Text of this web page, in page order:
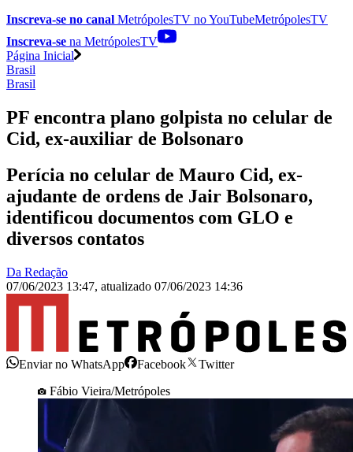
Inscreva-se no canal MetrópolesTV noYouTubeMetrópolesTV
Inscreva-se na MetrópolesTV
Página Inicial
Brasil
Brasil
PF encontra plano golpista no celular de
Cid, ex-auxiliar de Bolsonaro
Perícia no celular de Mauro Cid, ex-
ajudante de ordens de Jair Bolsonaro,
identificou documentos com GLO e
diversos contatos
Da Redação
07/06/2023 13:47, atualizado 07/06/2023 14:36
Enviar no WhatsApp Facebook
Twitter
Fábio Vieira/Metrópoles